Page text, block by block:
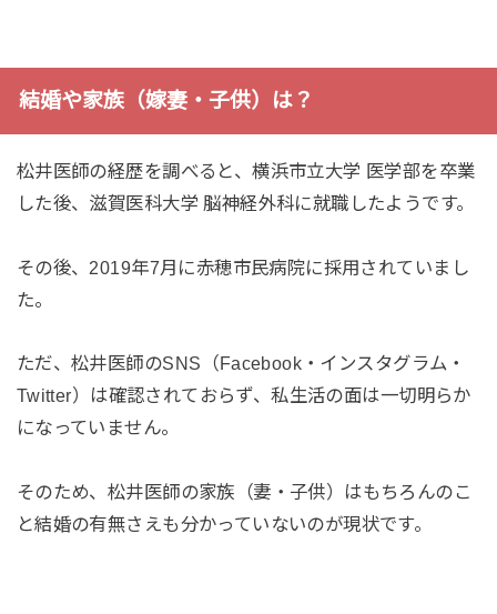
結婚や家族（嫁妻・子供）は？
松井医師の経歴を調べると、横浜市立大学 医学部を卒業
した後、滋賀医科大学 脳神経外科に就職したようです。
その後、2019年7月に赤穂市民病院に採用されていまし
た。
ただ、松井医師のSNS（Facebook・インスタグラム・
Twitter）は確認されておらず、私生活の面は一切明らか
になっていません。
そのため、松井医師の家族（妻・子供）はもちろんのこ
と結婚の有無さえも分かっていないのが現状です。